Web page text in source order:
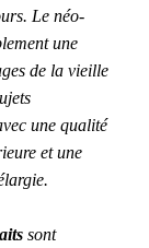
Le néo-
une
de la vieille
une qualité
et une
sont